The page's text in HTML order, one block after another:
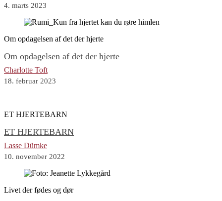
4. marts 2023
Om opdagelsen af det der hjerte
Om opdagelsen af det der hjerte
Charlotte Toft
18. februar 2023
ET HJERTEBARN
ET HJERTEBARN
Lasse Dümke
10. november 2022
Livet der fødes og dør